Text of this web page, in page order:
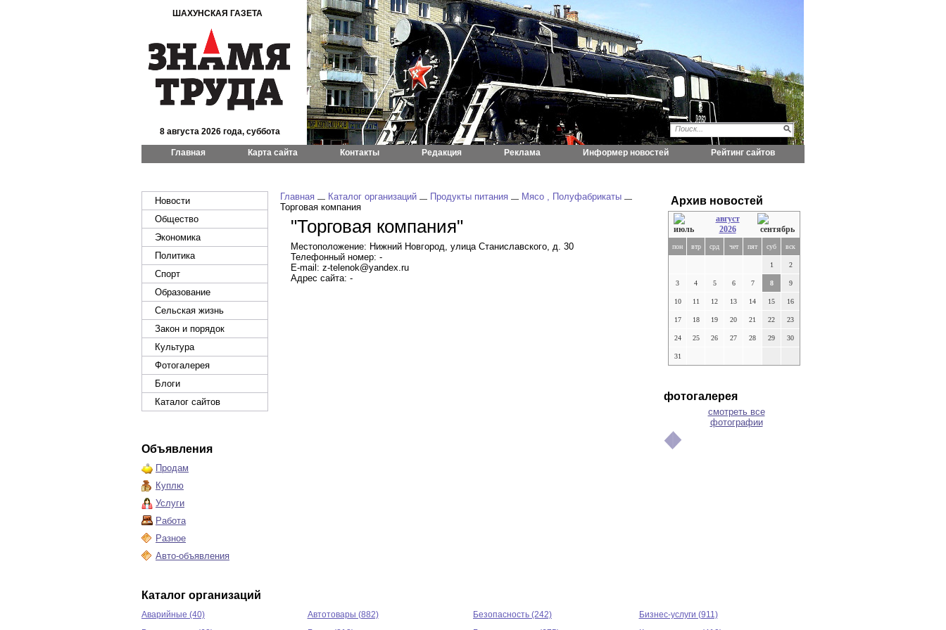
ШАХУНСКАЯ ГАЗЕТА
8 августа 2026 года, суббота
Главная Карта сайта Контакты Редакция Реклама Информер новостей Рейтинг сайтов
Новости
Общество
Экономика
Политика
Спорт
Образование
Сельская жизнь
Закон и порядок
Культура
Фотогалерея
Блоги
Каталог сайтов
Объявления
Продам
Куплю
Услуги
Работа
Разное
Авто-объявления
Главная Каталог организаций Продукты питания
Мясо , Полуфабрикаты
Торговая компания
"Торговая компания"
Местоположение: Нижний Новгород, улица Станиславского, д. 30
Телефонный номер: -
E-mail: z-telenok@yandex.ru
Адрес сайта: -
Архив новостей
август
2026
пон втр срд чет пят суб вск
1 2
3 4 5 6 7 8 9
10 11 12 13 14 15 16
17 18 19 20 21 22 23
24 25 26 27 28 29 30
31
фотогалерея
смотреть все
фотографии
Каталог организаций
Аварийные (40) Автотовары (882) Безопасность (242)
Бизнес-услуги (911)